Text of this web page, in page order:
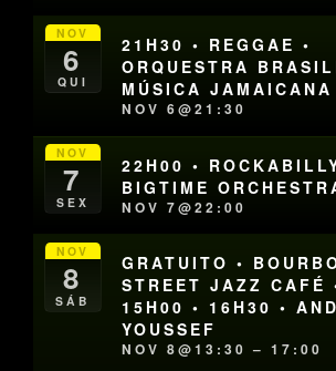
NOV
6
QUI
21H30 • REGGAE •
ORQUESTRA
MÚSICA JAMAICANA
NOV 6@21:30
NOV
7
SEX
22H00 •
BIGTIME
NOV 7@22:00
NOV
8
SÁB
GRATUITO •
STREET JAZZ CAFÉ
15H00 • 16H30 •
YOUSSEF
NOV 8@13:30 – 17:00